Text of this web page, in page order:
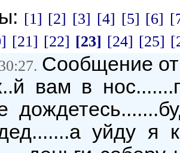
[1] [2] [3] [4] [5] [6]
[21] [22] [23] [24] [25]
Сообщение
вам в
уйду я